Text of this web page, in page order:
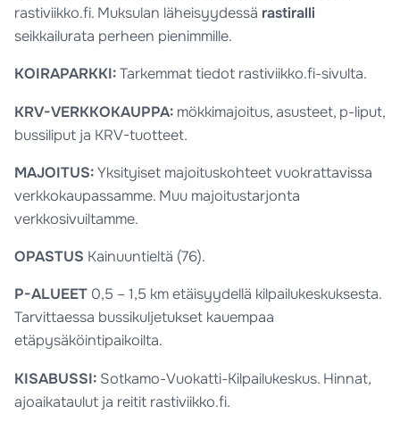
rastiviikko.fi. Muksulan läheisyydessä rastiralli
seikkailurata perheen pienimmille.
KOIRAPARKKI:Tarkemmat tiedot rastiviikko.fi-sivulta.
KRV-VERKKOKAUPPA: mökkimajoitus, asusteet, p-liput,
bussiliput ja KRV-tuotteet.
MAJOITUS:Yksityiset majoituskohteet vuokrattavissa
verkkokaupassamme. Muu majoitustarjonta
verkkosivuiltamme.
OPASTUS Kainuuntieltä (76).
P-ALUEET 0,5 – 1,5 km etäisyydellä kilpailukeskuksesta.
Tarvittaessa bussikuljetukset kauempaa
etäpysäköintipaikoilta.
KISABUSSI: Sotkamo-Vuokatti-Kilpailukeskus. Hinnat,
ajoaikataulut ja reitit rastiviikko.fi.